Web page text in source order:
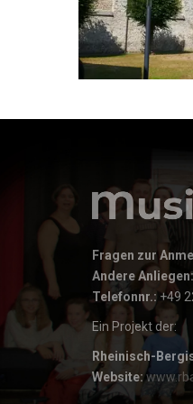
Fragen zur
Andere Anliegen:
Telefonnr.: +49
Ein Projekt der:
Rheinisch-
Website: